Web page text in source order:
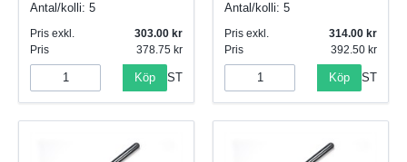
Antal/kolli: 5
Pris exkl.
303.00
Pris
378.75
Köp ST
Antal/kolli: 5
Pris exkl.
314.00
Pris
392.50
Köp ST